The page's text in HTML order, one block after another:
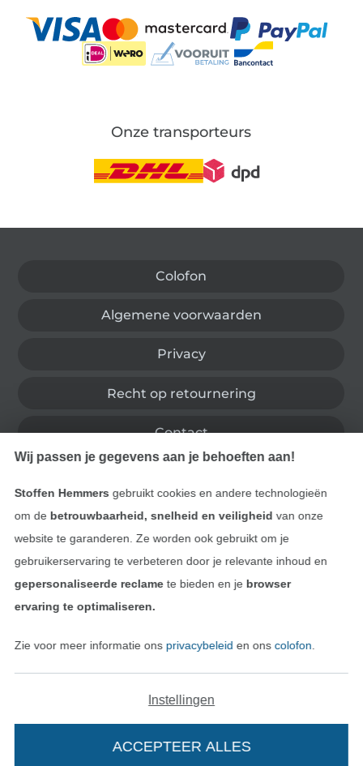
Onze transporteurs
Colofon
Algemene voorwaarden
Privacy
Recht op retournering
Contact
Wij passen je gegevens aan je behoeften aan!
Stoffen Hemmers gebruikt cookies en andere technologieën
om de betrouwbaarheid, snelheid en veiligheid van onze
website te garanderen. Ze worden ook gebruikt om je
gebruikerservaring te verbeteren door je relevante inhoud en
gepersonaliseerde reclamete bieden en je browser
ervaring te optimaliseren.
Zie voor meer informatie ons privacybeleid en ons colofon
Instellingen
ACCEPTEER ALLES